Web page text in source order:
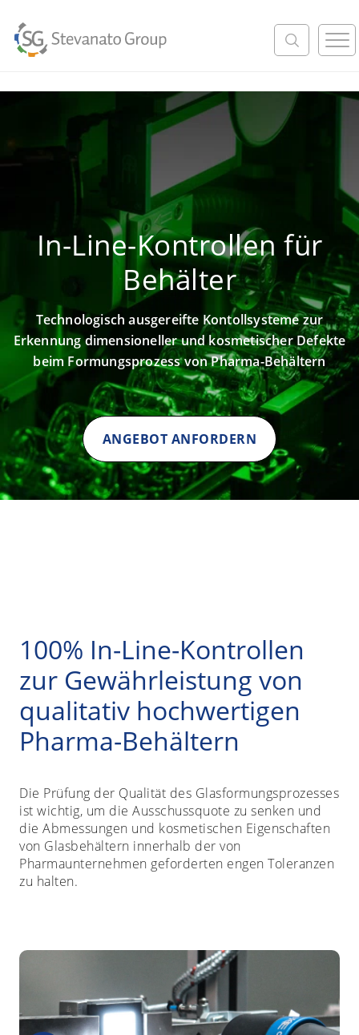
M
e
u
In-Line-Kontrollen für
Behälter
Technologisch ausgereifte Kontollsysteme zur
Erkennung dimensioneller und kosmetischer Defekte
beim Formungsprozess von Pharma-Behältern
ANGEBOT ANFORDERN
100% In-Line-Kontrollen
zur Gewährleistung von
qualitativ hochwertigen
Pharma-Behältern
Die Prüfung der Qualität des Glasformungsprozesses
ist wichtig, um die Ausschussquote zu senken und
die Abmessungen und kosmetischen Eigenschaften
von Glasbehältern innerhalb der von
Pharmaunternehmen geforderten engen Toleranzen
zu halten.